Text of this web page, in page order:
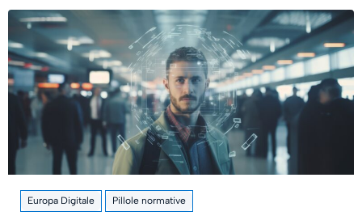
Europa Digitale Pillole normative